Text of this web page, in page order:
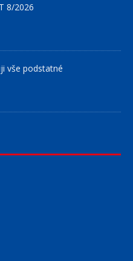
8/2026
vše podstatné